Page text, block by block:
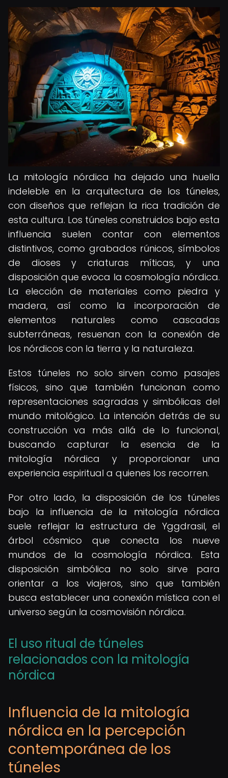
La mitología nórdica ha dejado una huella
indeleble en la arquitectura de los túneles,
con diseños que reflejan la rica tradición de
esta cultura. Los túneles construidos bajo esta
influencia suelen contar con elementos
distintivos, como grabados rúnicos, símbolos
de dioses y criaturas míticas, y una
disposición que evoca la cosmología nórdica.
La elección de materiales como piedra y
madera, así como la incorporación de
elementos naturales como cascadas
subterráneas, resuenan con la conexión de
los nórdicos con la tierra y la naturaleza.
Estos túneles no solo sirven como pasajes
físicos, sino que también funcionan como
representaciones sagradas y simbólicas del
mundo mitológico. La intención detrás de su
construcción va más allá de lo funcional,
buscando capturar la esencia de la
mitología nórdica y proporcionar una
experiencia espiritual a quienes los recorren.
Por otro lado, la disposición de los túneles
bajo la influencia de la mitología nórdica
suele reflejar la estructura de Yggdrasil, el
árbol cósmico que conecta los nueve
mundos de la cosmología nórdica. Esta
disposición simbólica no solo sirve para
orientar a los viajeros, sino que también
busca establecer una conexión mística con el
universo según la cosmovisión nórdica.
El uso ritual de túneles
relacionados con la mitología
nórdica
Influencia de la mitología
nórdica en la percepción
contemporánea de los
túneles